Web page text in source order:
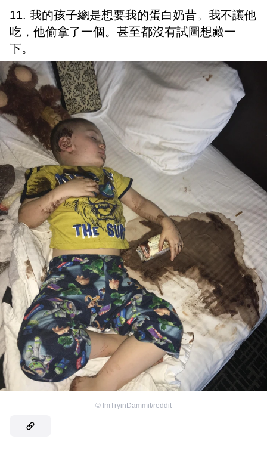
11. 我的孩子總是想要我的蛋白奶昔。我不讓他
吃，他偷拿了一個。甚至都沒有試圖想藏一
下。
© ImTryinDammit/reddit